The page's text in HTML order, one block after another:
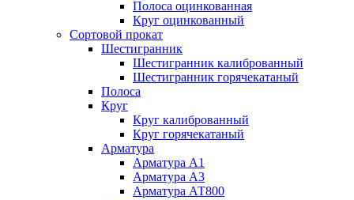
Полоса оцинкованная
Круг оцинкованный
Сортовой прокат
Шестигранник
Шестигранник калиброванный
Шестигранник горячекатаный
Полоса
Круг
Круг калиброванный
Круг горячекатаный
Арматура
Арматура А1
Арматура А3
Арматура АТ800